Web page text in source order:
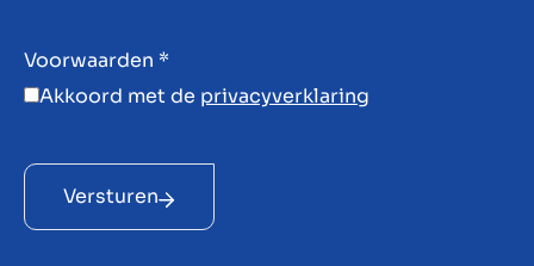
Voorwaarden *
Akkoord met de privacyverklaring
Versturen